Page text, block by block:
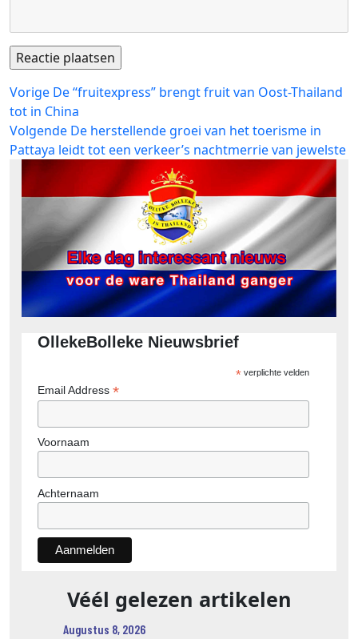
Bericht
navigatie
Vorige Vorig
bericht:
De “fruitexpress” brengt fruit van Oost-Thailand
tot in China
Volgende Volgend
bericht:
De herstellende groei van het toerisme in
Pattaya leidt tot een verkeer’s nachtmerrie van jewelste
OllekeBolleke Nieuwsbrief
*verplichte velden
Email Address *
Voornaam
Achternaam
Véél gelezen artikelen
Augustus 8, 2026